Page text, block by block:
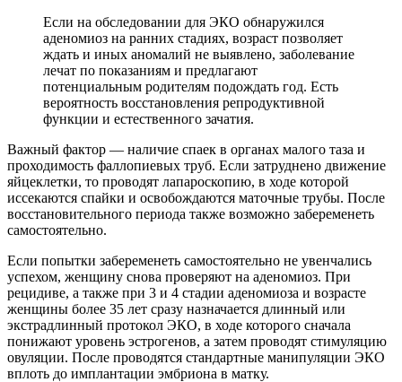
Если на обследовании для ЭКО обнаружился
аденомиоз на ранних стадиях, возраст позволяет
ждать и иных аномалий не выявлено, заболевание
лечат по показаниям и предлагают
потенциальным родителям подождать год. Есть
вероятность восстановления репродуктивной
функции и естественного зачатия.
Важный фактор — наличие спаек в органах малого таза и
проходимость фаллопиевых труб. Если затруднено движение
яйцеклетки, то проводят лапароскопию, в ходе которой
иссекаются спайки и освобождаются маточные трубы. После
восстановительного периода также возможно забеременеть
самостоятельно.
Если попытки забеременеть самостоятельно не увенчались
успехом, женщину снова проверяют на аденомиоз. При
рецидиве, а также при 3 и 4 стадии аденомиоза и возрасте
женщины более 35 лет сразу назначается длинный или
экстрадлинный протокол ЭКО, в ходе которого сначала
понижают уровень эстрогенов, а затем проводят стимуляцию
овуляции. После проводятся стандартные манипуляции ЭКО
вплоть до имплантации эмбриона в матку.